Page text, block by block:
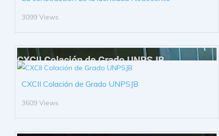
3099 Views
CXCII Colación de Grado UNPSJB
3609 Views